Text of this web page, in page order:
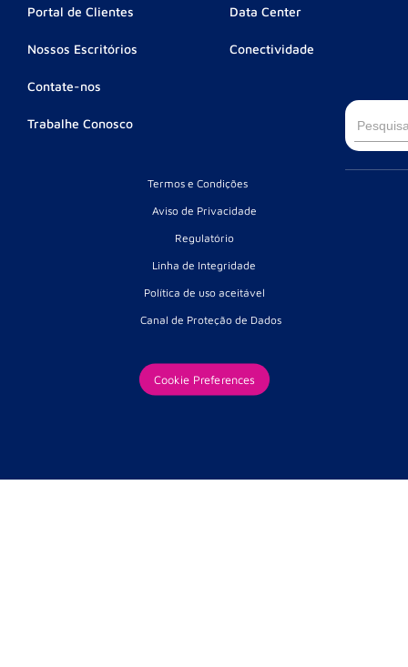
Portal de Clientes
Nossos Escritórios
Contate-nos
Trabalhe Conosco
Data Center
Conectividade
for:
Termos e Condições
Aviso de Privacidade
Regulatório
Linha de Integridade
Política de uso aceitável
Canal de Proteção de Dados
Cookie Preferences